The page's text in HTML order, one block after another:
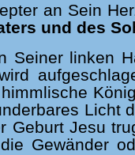
an Sein
und des
Seiner linken
Licht
Geburt Jesu
Gewänder